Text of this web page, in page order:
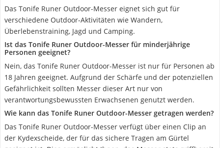
Das Tonife Runer Outdoor-Messer eignet sich gut für
verschiedene Outdoor-Aktivitäten wie Wandern,
Überlebenstraining, Jagd und Camping.
Ist das Tonife Runer Outdoor-Messer für minderjährige
Personen geeignet?
Nein, das Tonife Runer Outdoor-Messer ist nur für Personen ab
18 Jahren geeignet. Aufgrund der Schärfe und der potenziellen
Gefährlichkeit sollten Messer dieser Art nur von
verantwortungsbewussten Erwachsenen genutzt werden.
Wie kann das Tonife Runer Outdoor-Messer getragen werden?
Das Tonife Runer Outdoor-Messer verfügt über einen Clip an
der Kydexscheide, der für das sichere Tragen am Gürtel